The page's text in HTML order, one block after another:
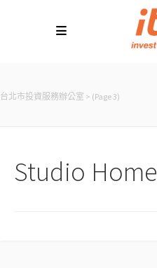
台北市投資服務辦公室 > (Page 3)
Studio Home